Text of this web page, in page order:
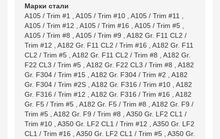
Марки стали
A105 / Trim #1
A105 / Trim #10 A105 / Trim #11
A105 / Trim #12
A105 / Trim #16 A105 / Trim #5
A105 / Trim #8
A105 / Trim #9
A182 Gr. F11 CL2 /
Trim #12
A182 Gr. F11 CL2 / Trim #16
A182 Gr. F11
CL2 / Trim #5
A182 Gr. F11 CL2 / Trim #8
A182 Gr.
F22 CL3 / Trim #5
A182 Gr. F22 CL3 / Trim #8
A182
Gr. F304 / Trim #15
A182 Gr. F304 / Trim #2
A182
Gr. F304 / Trim #2S
A182 Gr. F316 / Trim #10
A182
Gr. F316 / Trim #12
A182 Gr. F316 / Trim #16
A182
Gr. F5 / Trim #5
A182 Gr. F5 / Trim #8
A182 Gr. F9 /
Trim #5
A182 Gr. F9 / Trim #8
A350 Gr. LF2 CL1 /
Trim #10
A350 Gr. LF2 CL1 / Trim #12
A350 Gr. LF2
CL1 / Trim #16
A350 Gr. LF2 CL1 / Trim #5
A350 Gr.